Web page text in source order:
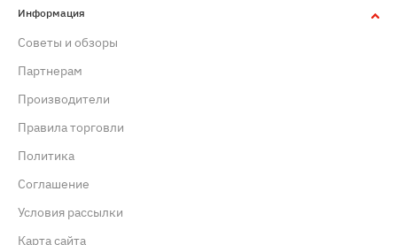
Информация
Советы и обзоры
Партнерам
Производители
Правила торговли
Политика
Cоглашение
Условия рассылки
Карта сайта